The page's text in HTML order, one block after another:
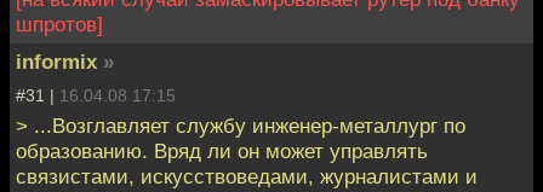
шпротов]
informix »
#31 | 16.04.08 17:15
> ...Возглавляет службу инженер-металлург по
образованию. Вряд ли он может управлять
связистами, искусствоведами, журналистами и